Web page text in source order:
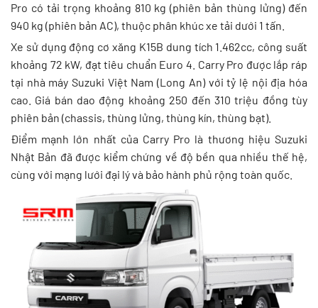
Pro có tải trọng khoảng 810 kg (phiên bản thùng lửng) đến
940 kg (phiên bản AC), thuộc phân khúc xe tải dưới 1 tấn.
Xe sử dụng động cơ xăng K15B dung tích 1.462cc, công suất
khoảng 72 kW, đạt tiêu chuẩn Euro 4. Carry Pro được lắp ráp
tại nhà máy Suzuki Việt Nam (Long An) với tỷ lệ nội địa hóa
cao. Giá bán dao động khoảng 250 đến 310 triệu đồng tùy
phiên bản (chassis, thùng lửng, thùng kín, thùng bạt).
Điểm mạnh lớn nhất của Carry Pro là thương hiệu Suzuki
Nhật Bản đã được kiểm chứng về độ bền qua nhiều thế hệ,
cùng với mạng lưới đại lý và bảo hành phủ rộng toàn quốc.